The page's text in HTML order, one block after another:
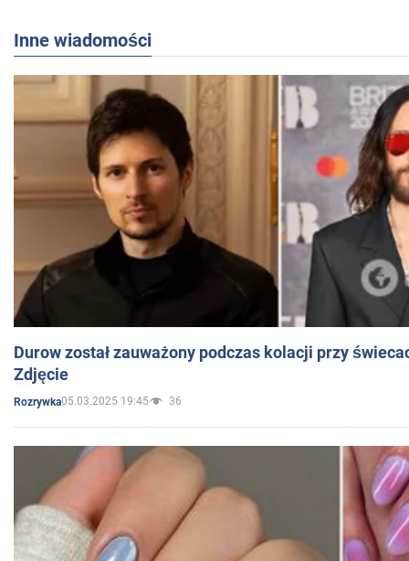
Inne wiadomości
Durow został zauważony podczas kolacji przy
Zdjęcie
Rozrywka05.03.2025 19:45 36